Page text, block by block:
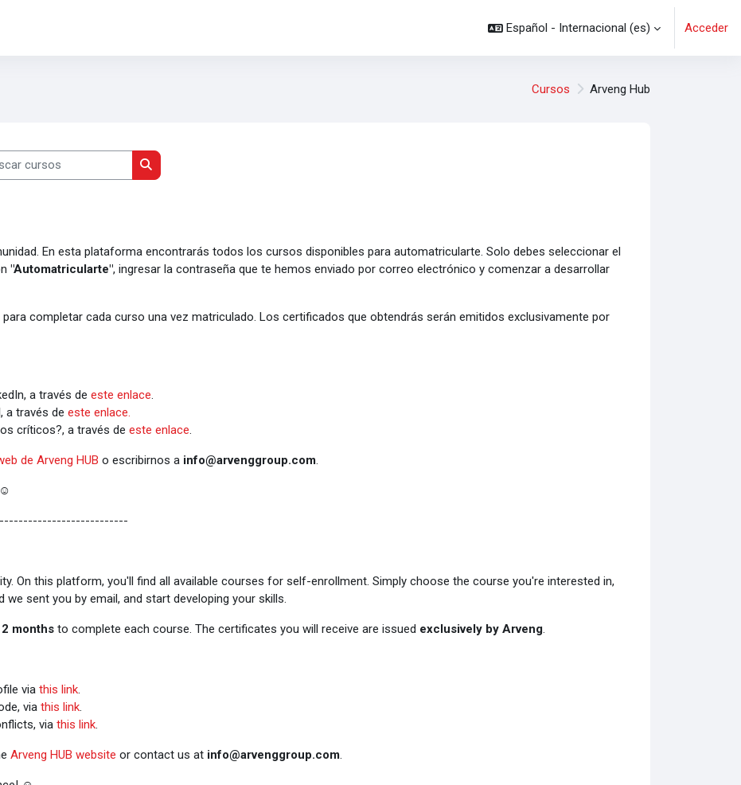
Español - Internacional ‎(es)‎ Acceder
Cursos Arveng Hub
cursos
Buscar cursos
En esta plataforma encontrarás todos los cursos disponibles para automatricularte. Solo debes seleccionar el
"Automatricularte", ingresar la contraseña que te hemos enviado por correo electrónico y comenzar a desarrollar
para completar cada curso una vez matriculado. Los certificados que obtendrás serán emitidos exclusivamente por
a través de este enlace
a través de este enlace.
críticos?, a través de este enlace
de Arveng HUB o escribirnos a info@arvenggroup.com.
On this platform, you'll find all available courses for self-enrollment. Simply choose the course you're interested in,
we sent you by email, and start developing your skills.
2 monthsto complete each course. The certificates you will receive are issued exclusively by Arveng.
via this link.
via this link.
via this link.
Arveng HUB website or contact us at info@arvenggroup.com.